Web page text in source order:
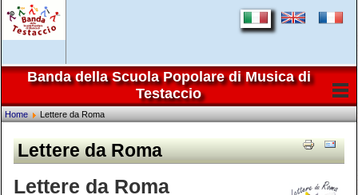
Banda della Scuola Popolare di Musica di
Testaccio
Home Lettere da Roma
Lettere da Roma
Lettere da Roma